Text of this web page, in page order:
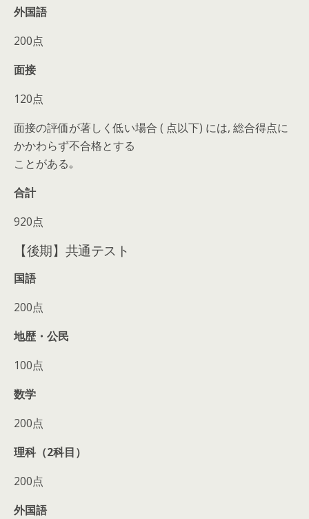
外国語
200点
面接
120点
面接の評価が著しく低い場合 ( 点以下) には, 総合得点に
かかわらず不合格とする
ことがある｡
合計
920点
【後期】共通テスト
国語
200点
地歴・公民
100点
数学
200点
理科（2科目）
200点
外国語